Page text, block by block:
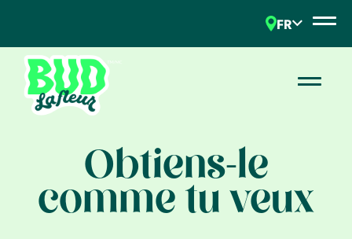
FR
Obtiens-le
comme tu veux